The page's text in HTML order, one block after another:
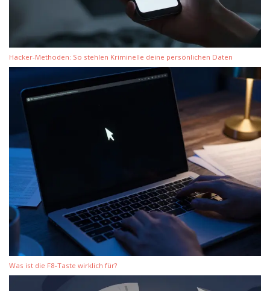
Hacker-Methoden: So stehlen Kriminelle deine persönlichen Daten
Was ist die F8-Taste wirklich für?